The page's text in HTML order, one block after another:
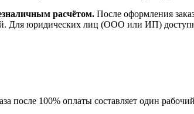
расчётом. После оформления
Для юридических лиц (ООО или ИП)
после 100% оплаты составляет один